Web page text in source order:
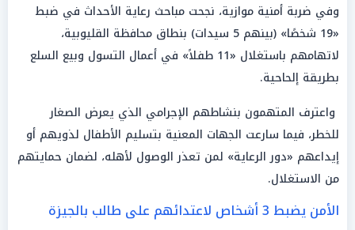
وفي ضربة أمنية موازية، نجحت مباحث رعاية الأحداث في ضبط
«19 شخصًا» (بينهم 5 سيدات) بنطاق محافظة القليوبية،
لاتهامهم باستغلال «11 طفلاً» في أعمال التسول وبيع السلع
بطريقة إلحاحية.
واعترف المتهمون بنشاطهم الإجرامي الذي يعرض الصغار
للخطر، فيما سارعت الجهات المعنية بتسليم الأطفال لذويهم أو
إيداعهم «دور الرعاية» لمن تعذر الوصول لأهله، لضمان حمايتهم
من الاستغلال.
الأمن يضبط 3 أشخاص لاعتدائهم على طالب بالجيزة